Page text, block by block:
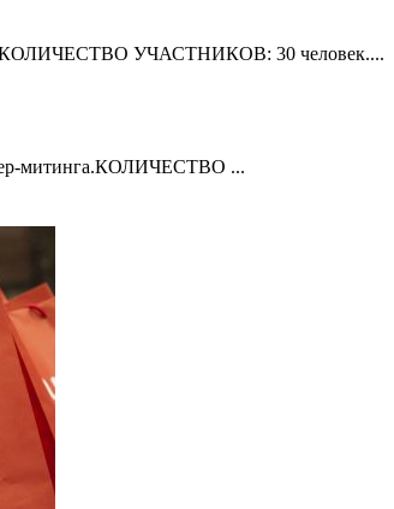
УЧАСТНИКОВ: 30 человек....
митинга.КОЛИЧЕСТВО ...